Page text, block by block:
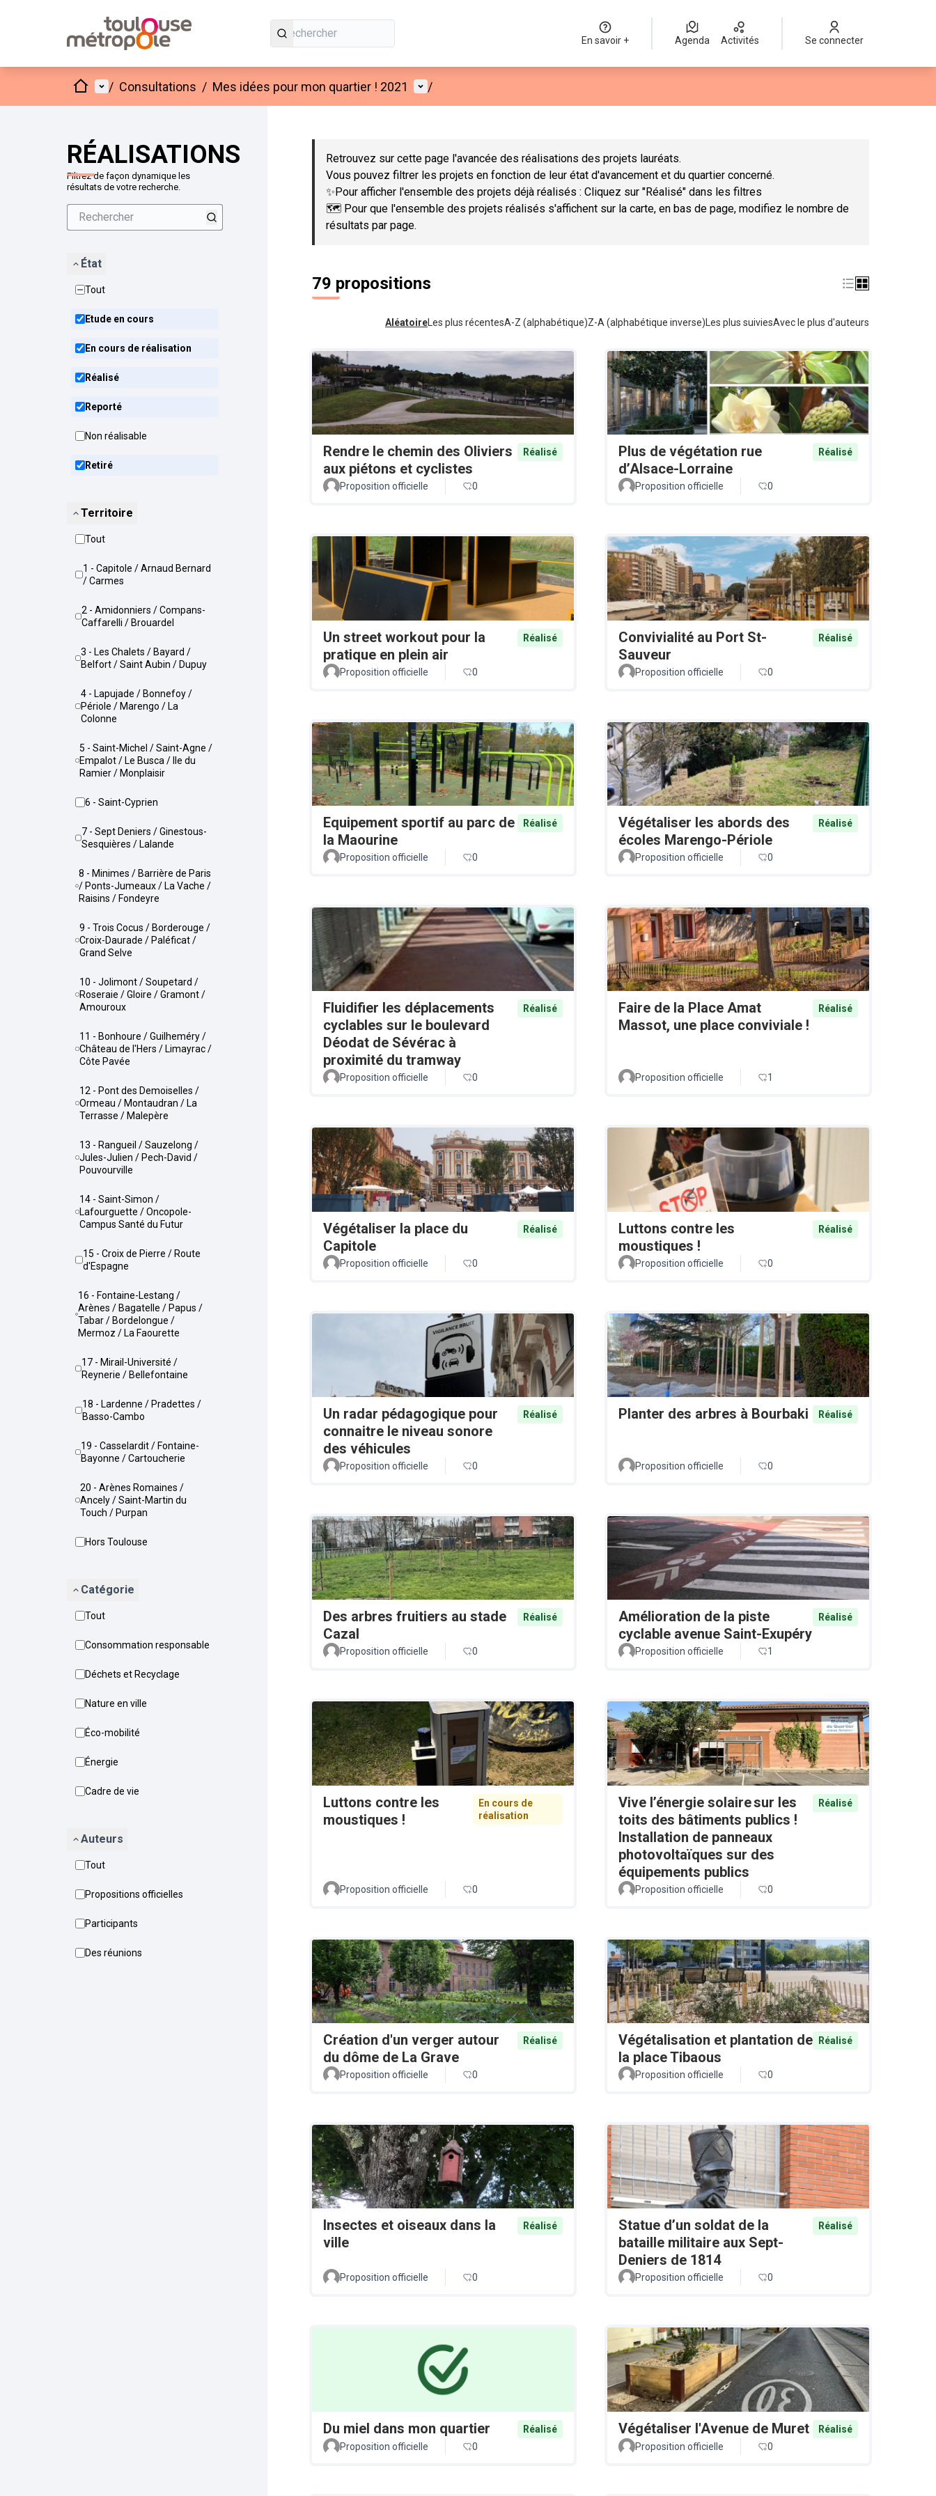
En savoir + Agenda Activités Se connecter
AccueilMenu principal
/ Consultations / Mes idées pour mon quartier ! 2021 Menu utilisateur
/
RÉALISATIONS
Filtrez de façon dynamique les
résultats de votre recherche.
État
Tout
Etude en cours
En cours de réalisation
Réalisé
Reporté
Non réalisable
Retiré
Territoire
Tout
1 - Capitole / Arnaud Bernard
/ Carmes
2 - Amidonniers / Compans-
Caffarelli / Brouardel
3 - Les Chalets / Bayard /
Belfort / Saint Aubin / Dupuy
4 - Lapujade / Bonnefoy /
Périole / Marengo / La
Colonne
5 - Saint-Michel / Saint-Agne /
Empalot / Le Busca / Ile du
Ramier / Monplaisir
6 - Saint-Cyprien
7 - Sept Deniers / Ginestous-
Sesquières / Lalande
8 - Minimes / Barrière de Paris
/ Ponts-Jumeaux / La Vache /
Raisins / Fondeyre
9 - Trois Cocus / Borderouge /
Croix-Daurade / Paléficat /
Grand Selve
10 - Jolimont / Soupetard /
Roseraie / Gloire / Gramont /
Amouroux
11 - Bonhoure / Guilheméry /
Château de l'Hers / Limayrac /
Côte Pavée
12 - Pont des Demoiselles /
Ormeau / Montaudran / La
Terrasse / Malepère
13 - Rangueil / Sauzelong /
Jules-Julien / Pech-David /
Pouvourville
14 - Saint-Simon /
Lafourguette / Oncopole-
Campus Santé du Futur
15 - Croix de Pierre / Route
d'Espagne
16 - Fontaine-Lestang /
Arènes / Bagatelle / Papus /
Tabar / Bordelongue /
Mermoz / La Faourette
17 - Mirail-Université /
Reynerie / Bellefontaine
18 - Lardenne / Pradettes /
Basso-Cambo
19 - Casselardit / Fontaine-
Bayonne / Cartoucherie
20 - Arènes Romaines /
Ancely / Saint-Martin du
Touch / Purpan
Hors Toulouse
Catégorie
Tout
Consommation responsable
Déchets et Recyclage
Nature en ville
Éco-mobilité
Énergie
Cadre de vie
Auteurs
Tout
Propositions officielles
Participants
Des réunions
Passer la carte
Retrouvez sur cette page l'avancée des réalisations des projets lauréats.
Vous pouvez filtrer les projets en fonction de leur état d'avancement et du quartier concerné.
✨Pour afficher l'ensemble des projets déjà réalisés : Cliquez sur "Réalisé" dans les filtres
🗺️ Pour que l'ensemble des projets réalisés s'affichent sur la carte, en bas de page, modifiez le nombre de
résultats par page.
79 propositions
Aléatoire Les plus récentesA-Z (alphabétique)Z-A (alphabétique inverse) Les plus suiviesAvec le plus d'auteurs
Rendre le chemin des Oliviers
aux piétons et cyclistes
Réalisé
Proposition officielle 0
Plus de végétation rue
d’Alsace-Lorraine
Réalisé
Proposition officielle 0
Un street workout pour la
pratique en plein air
Réalisé
Proposition officielle 0
Convivialité au Port St-
Sauveur
Réalisé
Proposition officielle 0
Equipement sportif au parc de
la Maourine
Réalisé
Proposition officielle 0
Végétaliser les abords des
écoles Marengo-Périole
Réalisé
Proposition officielle 0
Fluidifier les déplacements
cyclables sur le boulevard
Déodat de Sévérac à
proximité du tramway
Réalisé
Proposition officielle 0
Faire de la Place Amat
Massot, une place conviviale !
Réalisé
Proposition officielle 1
Végétaliser la place du
Capitole
Réalisé
Proposition officielle 0
Luttons contre les
moustiques !
Réalisé
Proposition officielle 0
Un radar pédagogique pour
connaitre le niveau sonore
des véhicules
Réalisé
Proposition officielle 0
Planter des arbres à Bourbaki Réalisé
Proposition officielle 0
Des arbres fruitiers au stade
Cazal
Réalisé
Proposition officielle 0
Amélioration de la piste
cyclable avenue Saint-Exupéry
Réalisé
Proposition officielle 1
Luttons contre les
moustiques !
En cours de
réalisation
Proposition officielle 0
Vive l’énergie solaire sur les
toits des bâtiments publics !
Installation de panneaux
photovoltaïques sur des
équipements publics
Réalisé
Proposition officielle 0
Création d'un verger autour
du dôme de La Grave
Réalisé
Proposition officielle 0
Végétalisation et plantation de
la place Tibaous
Réalisé
Proposition officielle 0
Insectes et oiseaux dans la
ville
Réalisé
Proposition officielle 0
Statue d’un soldat de la
bataille militaire aux Sept-
Deniers de 1814
Réalisé
Proposition officielle 0
Du miel dans mon quartier
Réalisé
Proposition officielle
0
Végétaliser l'Avenue de Muret
Réalisé
Proposition officielle
0